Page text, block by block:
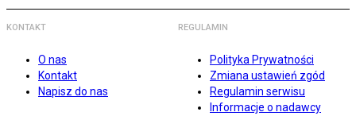
KONTAKT
O nas
Kontakt
Napisz do nas
REGULAMIN
Polityka Prywatności
Zmiana ustawień zgód
Regulamin serwisu
Informacje o nadawcy